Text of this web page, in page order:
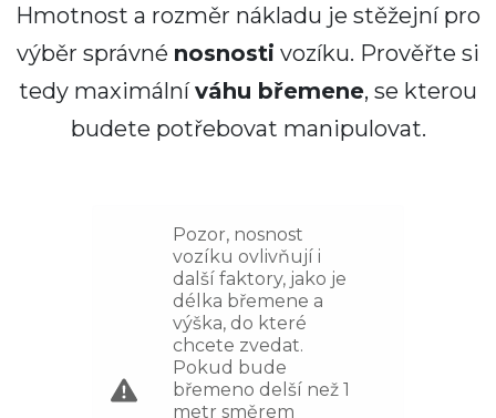
Hmotnost a rozměr nákladu je stěžejní pro
výběr správné nosnosti vozíku. Prověřte si
tedy maximálníváhu břemene, se kterou
budete potřebovat manipulovat.
Pozor, nosnost
vozíku ovlivňují i
další faktory, jako je
délka břemene a
výška, do které
chcete zvedat.
Pokud bude
břemeno delší než 1
metr směrem